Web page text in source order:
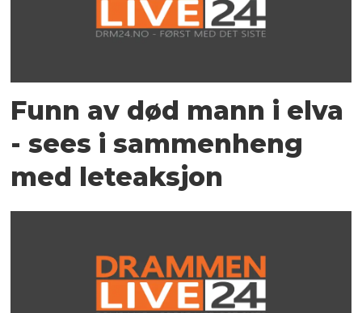
Funn av død mann i elva
- sees i sammenheng
med leteaksjon